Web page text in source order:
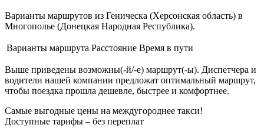
Варианты маршрутов из Геническа (Херсонская область) в
Многополье (Донецкая Народная Республика).
Варианты маршрута Расстояние Время в пути
Выше приведены возможны(-й/-е) маршрут(-ы). Диспетчера и
водители нашей компании предложат оптимальный маршрут,
чтобы поездка прошла дешевле, быстрее и комфортнее.
Самые выгодные цены на междугороднее такси!
Доступные тарифы – без переплат